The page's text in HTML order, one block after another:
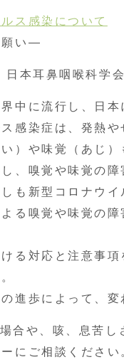
ス感染について
願い―
本耳鼻咽喉科学会
中に流行し、日本
感染症は、発熱
）や味覚（あじ
、嗅覚や味覚の
も新型コロナウ
る嗅覚や味覚の
る対応と注意事項
進歩によって、変
合や、咳、息苦し
にご相談くださ